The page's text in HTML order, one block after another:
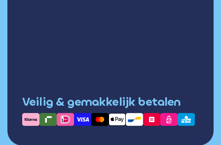
Veilig & gemakkelijk betalen